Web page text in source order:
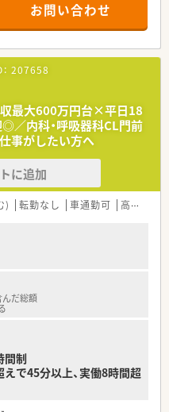
で6分ほどの場所に位置し、車
す。
対応で応需し、また居宅の在宅
ます。
程度であり、常勤1名とパート2
。
ん追求し、現場のスペシャリス
可能です。
調剤リーダーなど、店舗運営に
プも可能です。
サポート部門における管理職
の関わりを大切にしながら地域
りがいがあります。
た経営基盤と、地域密着型企業
おすすめです。
しても、柔軟な働き方ができる
務できます。
伴う異動がない環境で腰を据え
しています。
お問い合わせ
207658
最大600万円台×平日18
／内科・呼吸器科CL門前
事がしたい方へ
に追加
) 転勤なし 車通勤可 高給与(600万円以上)
んだ総額
間制
で45分以上、実働8時間超